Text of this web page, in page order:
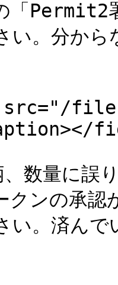
「Permit2
い。分か
files/
数量に誤
クンの承
い。済ん